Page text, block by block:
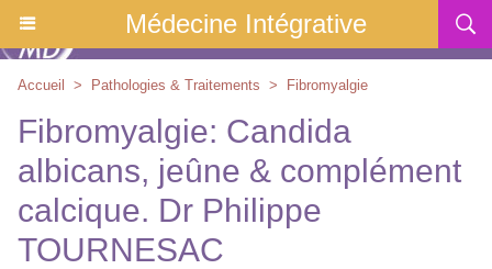
Médecine Intégrative
Accueil > Pathologies & Traitements > Fibromyalgie
Fibromyalgie: Candida
albicans, jeûne & complément
calcique. Dr Philippe
TOURNESAC